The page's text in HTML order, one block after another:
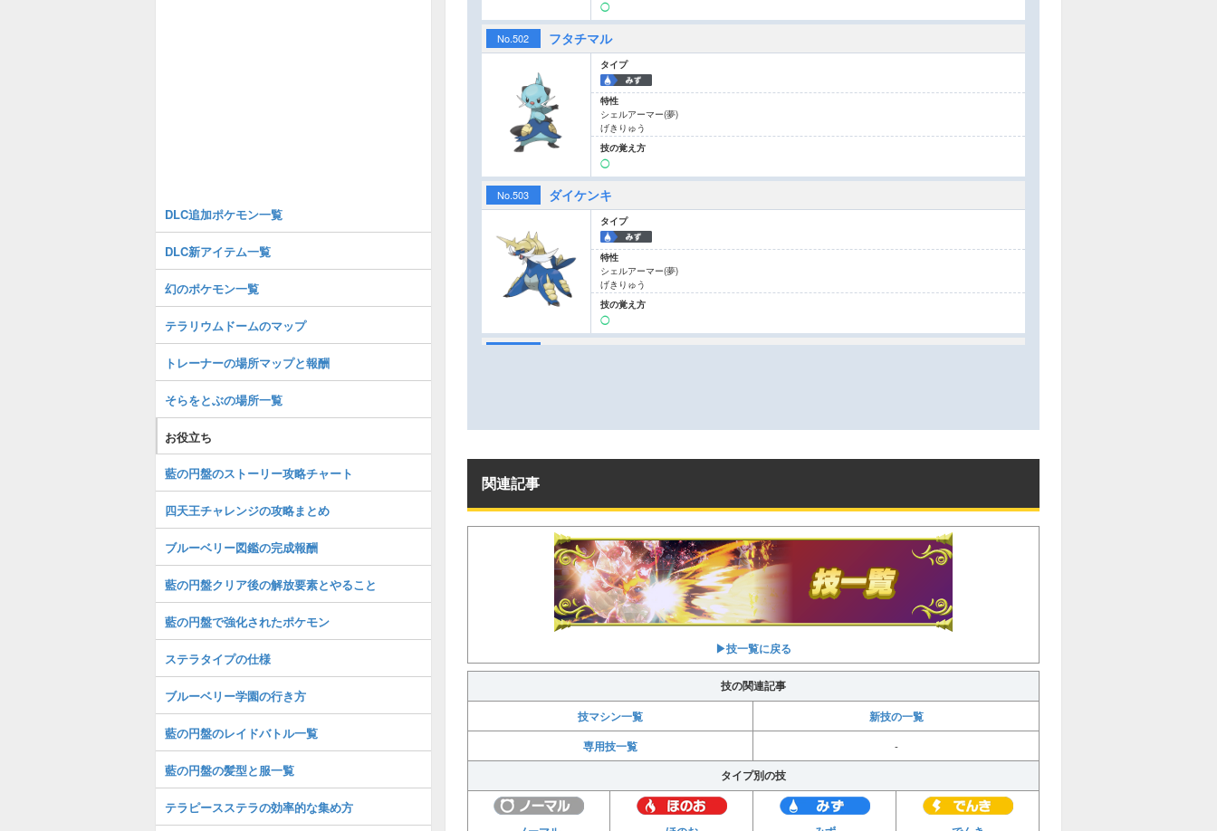
◯
No.502 フタチマル
タイプ
特性
シェルアーマー(夢)
げきりゅう
技の覚え方
◯
No.503 ダイケンキ
タイプ
特性
シェルアーマー(夢)
げきりゅう
技の覚え方
◯
せいぎのこころ
技の覚え方
No.639 テラキオン
特性
せいぎのこころ
技の覚え方
No.640 ビリジオン
特性
せいぎのこころ
Lv.49
関連記事
▶︎技一覧に戻る
技の関連記事
技マシン一覧
新技の一覧
専用技一覧
-
タイプ別の技
DLC追加ポケモン一覧
DLC新アイテム一覧
幻のポケモン一覧
テラリウムドームのマップ
トレーナーの場所マップと報酬
そらをとぶの場所一覧
お役立ち
藍の円盤のストーリー攻略チャート
四天王チャレンジの攻略まとめ
ブルーベリー図鑑の完成報酬
藍の円盤クリア後の解放要素とやること
藍の円盤で強化されたポケモン
ステラタイプの仕様
ブルーベリー学園の行き方
藍の円盤のレイドバトル一覧
藍の円盤の髪型と服一覧
テラピースステラの効率的な集め方